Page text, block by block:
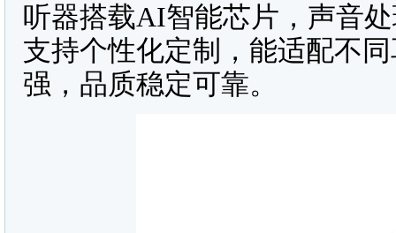
听器搭载AI智能芯片，声音
支持个性化定制，能适配不
强，品质稳定可靠。